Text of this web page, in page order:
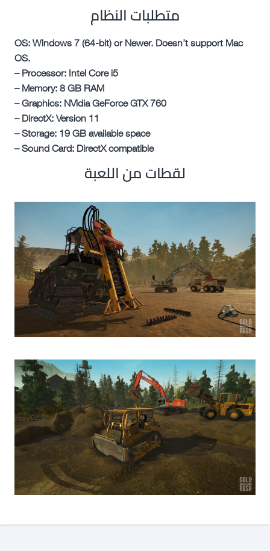
متطلبات النظام
OS: Windows 7 (64-bit) or Newer. Doesn’t support Mac
OS.
– Processor: Intel Core i5
– Memory: 8 GB RAM
– Graphics: NVidia GeForce GTX 760
– DirectX: Version 11
– Storage: 19 GB available space
– Sound Card: DirectX compatible
لقطات من اللعبة